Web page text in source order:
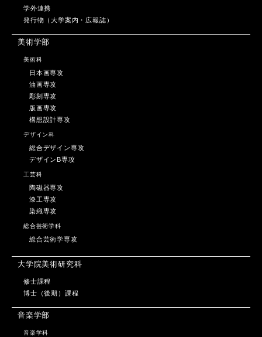
学外連携
発行物（大学案内・広報誌）
美術学部
美術科
日本画専攻
油画専攻
彫刻専攻
版画専攻
構想設計専攻
デザイン科
総合デザイン専攻
デザインB専攻
工芸科
陶磁器専攻
漆工専攻
染織専攻
総合芸術学科
総合芸術学専攻
大学院美術研究科
修士課程
博士（後期）課程
音楽学部
音楽学科